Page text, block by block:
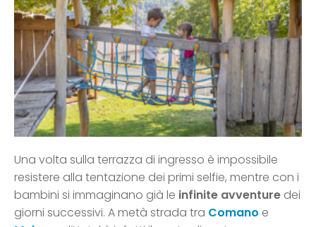
Una volta sulla terrazza di ingresso è impossibile
resistere alla tentazione dei primi selfie, mentre con i
bambini si immaginano già le infinite avventure dei
giorni successivi. A metà strada tra Comano e